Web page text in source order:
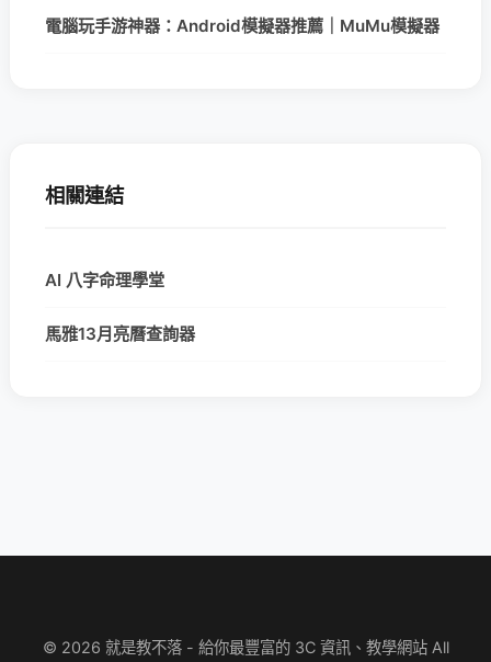
電腦玩手游神器：Android模擬器推薦｜MuMu模擬器
相關連結
AI 八字命理學堂
馬雅13月亮曆查詢器
© 2026 就是教不落 - 給你最豐富的 3C 資訊、教學網站 All